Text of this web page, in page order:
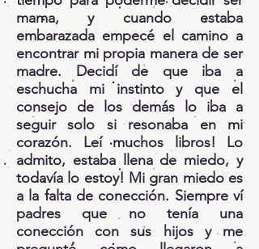
mama, y cuando estaba
embarazada empecé el camino a
encontrar mi propia manera de ser
madre. Decidí de que iba a
eschucha mi instinto y que el
consejo de los demás lo iba a
seguir solo si resonaba en mi
corazón. Leí muchos libros! Lo
admito, estaba llena de miedo, y
todavía lo estoy! Mi gran miedo es
a la falta de conección. Siempre ví
padres que no tenía una
conección con sus hijos y me